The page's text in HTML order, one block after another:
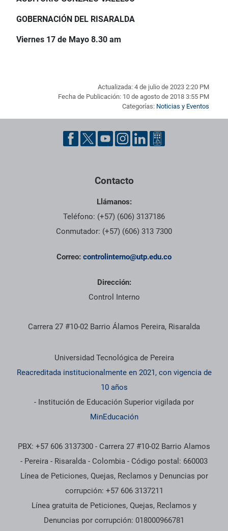
GOBERNACIÓN DEL RISARALDA
Viernes 17 de Mayo 8.30 am
Actualizada: 4 de julio de 2023 2:20 PM
Fecha de Publicación: 10 de agosto de 2018 3:55 PM
Categorías: Noticias y Eventos
Pie de página con información de contacto, redes sociales y
Contacto
Llámanos:
Teléfono: (+57) (606) 3137186
Conmutador: (+57) (606) 313 7300
Correo: controlinterno@utp.edu.co
Dirección:
Control Interno
Carrera 27 #10-02 Barrio Álamos Pereira, Risaralda
Información institucional
Universidad Tecnológica de Pereira
Reacreditada institucionalmente en 2021, con vigencia de
10 años
- Institución de Educación Superior vigilada por
MinEducación
PBX: +57 606 3137300 - Carrera 27 #10-02 Barrio Alamos
- Pereira - Risaralda - Colombia - Código postal: 660003
Línea de Peticiones, Quejas, Reclamos y Denuncias por
corrupción: +57 606 3137211
Línea gratuita de Peticiones, Quejas, Reclamos y
Denuncias por corrupción: 018000966781